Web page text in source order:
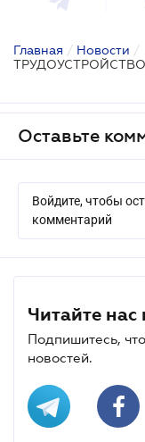
Главная / Новости /
Оставьте
Войдите, чтобы
комментарий
Читайте нас
Подпишитесь,
новостей.